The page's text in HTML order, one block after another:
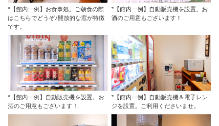
*【館内一例】お食事処。ご朝食の際
はこちらでどうぞ♪開放的な窓が特徴
です。
*【館内一例】自動販売機を設置。お
酒のご用意もございます！
*【館内一例】自動販売機を設置。お
酒のご用意もございます！
*【館内一例】自動販売機＆電子レン
ジを設置。ご利用くださいませ。